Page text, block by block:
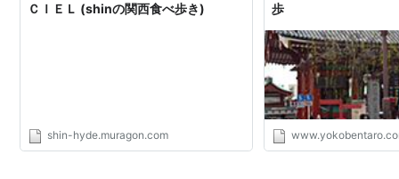
ＣＩＥＬ (shinの関西食べ歩き)
shin-hyde.muragon.com
歩